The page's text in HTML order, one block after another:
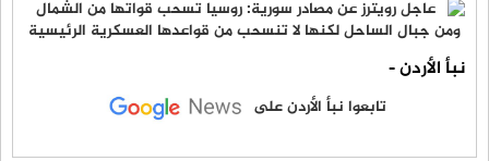
نبأ الأردن -
تابعوا نبأ الأردن على